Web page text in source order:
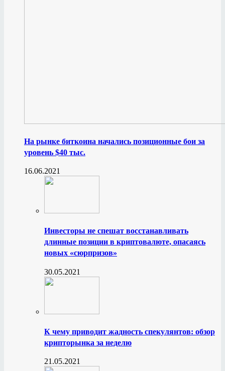
На рынке биткоина начались позиционные бои за
уровень $40 тыс.
16.06.2021
Инвесторы не спешат восстанавливать
длинные позиции в криптовалюте, опасаясь
новых «сюрпризов»
30.05.2021
К чему приводит жадность спекулянтов: обзор
крипторынка за неделю
21.05.2021